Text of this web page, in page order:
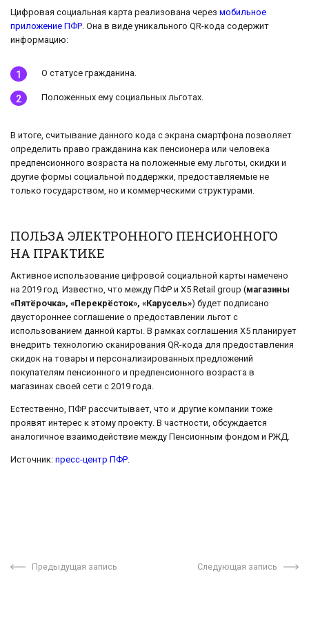
Цифровая социальная карта реализована через мобильное
приложение ПФР. Она в виде уникального QR-кода содержит
информацию:
О статусе гражданина.
Положенных ему социальных льготах.
В итоге, считывание данного кода с экрана смартфона позволяет
определить право гражданина как пенсионера или человека
предпенсионного возраста на положенные ему льготы, скидки и
другие формы социальной поддержки, предоставляемые не
только государством, но и коммерческими структурами.
ПОЛЬЗА ЭЛЕКТРОННОГО ПЕНСИОННОГО
НА ПРАКТИКЕ
Активное использование цифровой социальной карты намечено
на 2019 год. Известно, что между ПФР и Х5 Retail group (магазины
«Пятёрочка», «Перекрёсток», «Карусель») будет подписано
двустороннее соглашение о предоставлении льгот с
использованием данной карты. В рамках соглашения Х5 планирует
внедрить технологию сканирования QR-кода для предоставления
скидок на товары и персонализированных предложений
покупателям пенсионного и предпенсионного возраста в
магазинах своей сети с 2019 года.
Естественно, ПФР рассчитывает, что и другие компании тоже
проявят интерес к этому проекту. В частности, обсуждается
аналогичное взаимодействие между Пенсионным фондом и РЖД.
Источник: пресс-центр ПФР
Предыдущая запись Следующая запись